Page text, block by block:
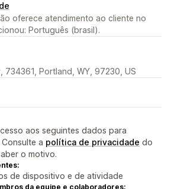
oferece atendimento ao cliente no
Português (brasil).
734361, Portland, WY, 97230, US
aos seguintes dados para
a política de privacidade do
o motivo.
de dispositivo e de atividade
da equipe e colaboradores: